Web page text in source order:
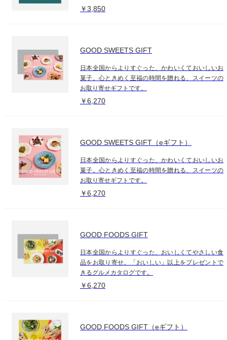
￥3,850
GOOD SWEETS GIFT
日本全国からよりすぐった、かわいくておいしいお
菓子。心ときめく至福の時間を贈れる、スイーツの
お取り寄せギフトです。
￥6,270
GOOD SWEETS GIFT（eギフト）
日本全国からよりすぐった、かわいくておいしいお
菓子。心ときめく至福の時間を贈れる、スイーツの
お取り寄せギフトです。
￥6,270
GOOD FOODS GIFT
日本全国からよりすぐった、おいしくてやさしい食
品をお取り寄せ。「おいしい」以上をプレゼントで
きるグルメカタログです。
￥6,270
GOOD FOODS GIFT（eギフト）